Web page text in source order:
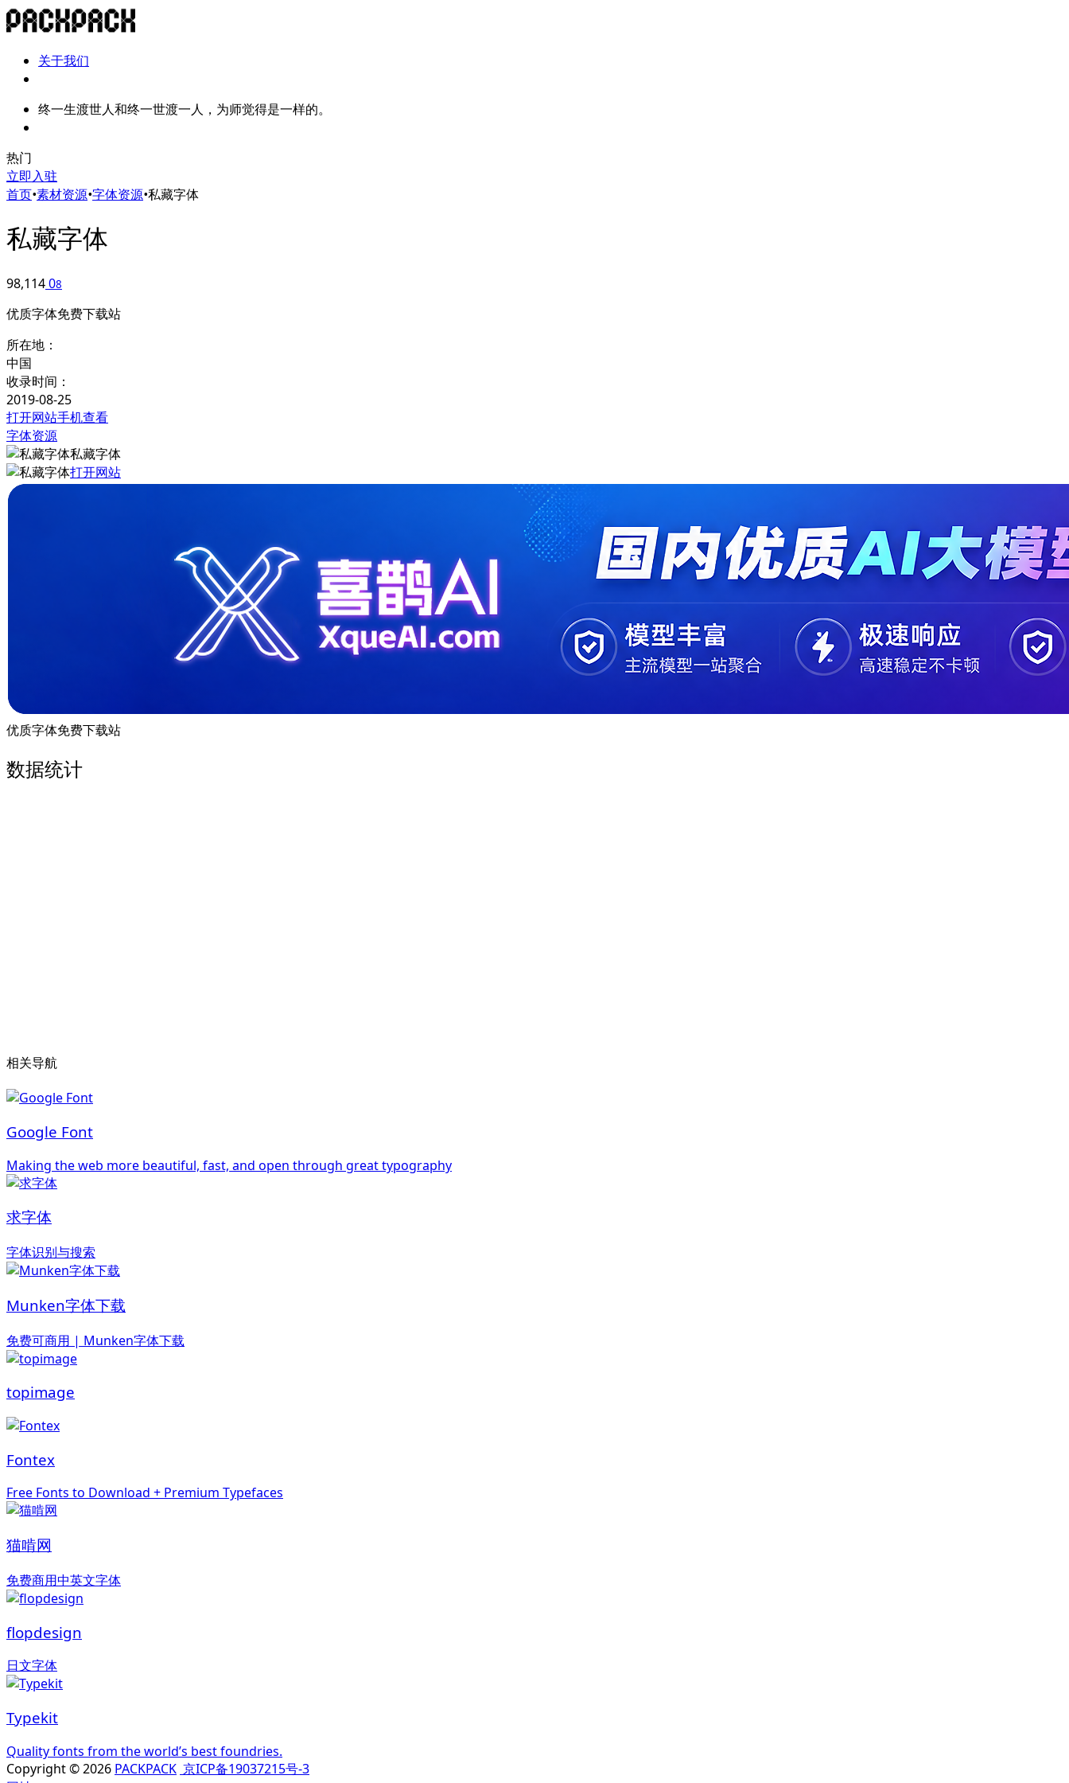
关于我们
终一生渡世人和终一世渡一人，为师觉得是一样的。
热门
立即入驻
首页•素材资源•字体资源•私藏字体
私藏字体
98,11408
优质字体免费下载站
所在地：
中国
收录时间：
2019-08-25
打开网站手机查看
字体资源
私藏字体
打开网站
优质字体免费下载站
数据统计
相关导航
Google Font
Making the web more beautiful, fast, and open through great typography
求字体
字体识别与搜索
Munken字体下载
免费可商用 | Munken字体下载
topimage
Fontex
Free Fonts to Download + Premium Typefaces
猫啃网
免费商用中英文字体
flopdesign
日文字体
Typekit
Quality fonts from the world’s best foundries.
Copyright © 2026 PACKPACK 京ICP备19037215号-3